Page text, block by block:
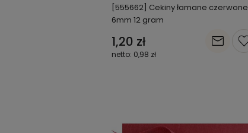
[555662] Cekiny łamane czerwone
6mm 12 gram
1,20 zł
0,98 zł